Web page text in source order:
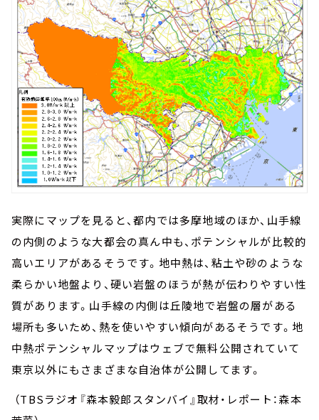
実際にマップを見ると、都内では多摩地域のほか、山手線
の内側のような大都会の真ん中も、ポテンシャルが比較的
高いエリアがあるそうです。地中熱は、粘土や砂のような
柔らかい地盤より、硬い岩盤のほうが熱が伝わりやすい性
質があります。山手線の内側は丘陵地で岩盤の層がある
場所も多いため、熱を使いやすい傾向があるそうです。地
中熱ポテンシャルマップはウェブで無料公開されていて
東京以外にもさまざまな自治体が公開してます。
（TBSラジオ『森本毅郎スタンバイ』取材・レポート：森本